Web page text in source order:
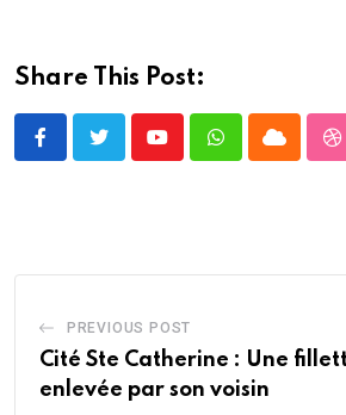
Share This Post:
YoutubeWhatsappCloud
PREVIOUS POST
Cité Ste Catherine : Une
enlevée par son voisin